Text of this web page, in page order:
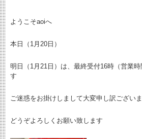
ようこそaoiへ
本日（1月20日）
明日（1月21日）は、最終受付16時（営業
す
ご迷惑をお掛けしまして大変申し訳ござい
どうぞよろしくお願い致します